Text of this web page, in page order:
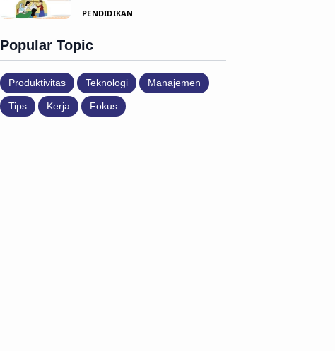
PENDIDIKAN
Popular Topic
Produktivitas Teknologi Manajemen
Tips Kerja Fokus